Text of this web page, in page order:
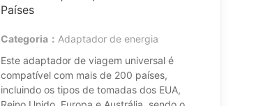
Países
Categoria： Adaptador de energia
Este adaptador de viagem universal é
compatível com mais de 200 países,
incluindo os tipos de tomadas dos EUA,